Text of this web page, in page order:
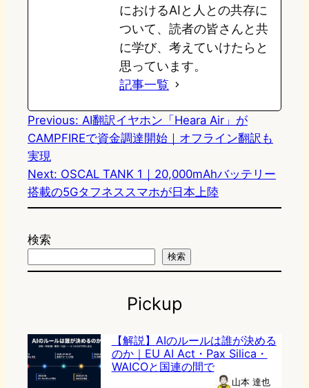
におけるAIと人との共存に
ついて、読者の皆さんと共
に学び、考えていけたらと
思っています。
記事一覧
Previous: AI翻訳イヤホン「Heara Air」が
CAMPFIREで資金調達開始｜オフライン翻訳も
実現
Next: OSCAL TANK 1｜20,000mAhバッテリー
搭載の5Gタフネススマホが日本上陸
検索
検索
Pickup
【解説】AIのルールは誰が決める
のか｜EU AI Act・Pax Silica・
WAICOと国連の間で
山本 達也